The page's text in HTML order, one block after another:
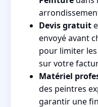
Devis gratuit
envoyé avant
pour limiter
sur votre
Matériel
des peintres
garantir une